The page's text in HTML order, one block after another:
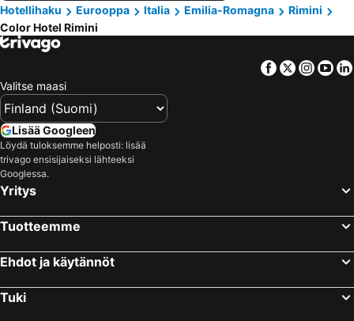
Hotellihaku
Eurooppa Italia Emilia-Romagna
Rimini
Color Hotel Rimini
Facebook
Twitter
Valitse maasi
Lisää Googleen
Löydä tuloksemme helposti: lisää
trivago ensisijaiseksi lähteeksi
Googlessa.
Yritys
Tuotteemme
Ehdot ja käytännöt
Tuki